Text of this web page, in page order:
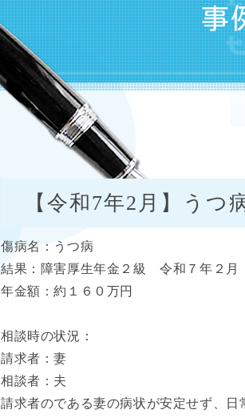
【令和7年2月】うつ
傷病名：うつ病
結果：障害厚生年金２級 令和７年２月
年金額：約１６０万円
相談時の状況：
請求者：妻
相談者：夫
請求者のである妻の病状が安定せず、